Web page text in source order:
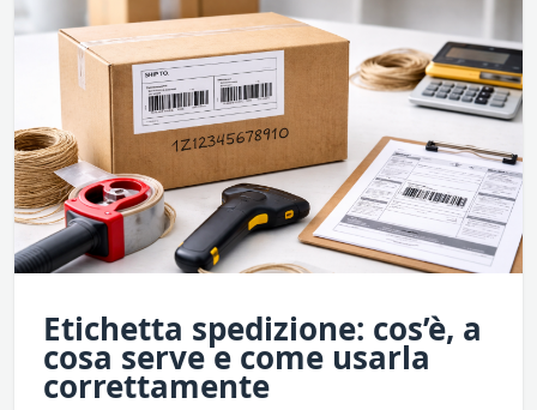
Etichetta spedizione: cos’è, a
cosa serve e come usarla
correttamente